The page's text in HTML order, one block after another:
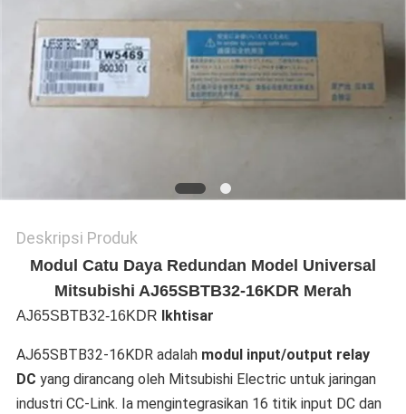
SITEMAP
Deskripsi Produk
Modul Catu Daya Redundan Model Universal
Mitsubishi AJ65SBTB32-16KDR Merah
AJ65SBTB32-16KDR Ikhtisar​
AJ65SBTB32-16KDR adalah ​ ​modul input/output relay
DC​ ​ yang dirancang oleh Mitsubishi Electric untuk jaringan
industri CC-Link. Ia mengintegrasikan 16 titik input DC dan